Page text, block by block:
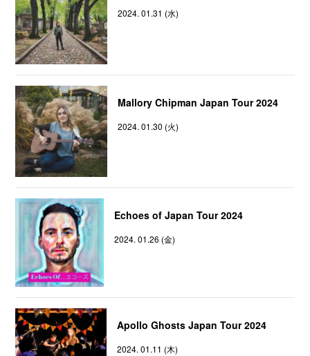
2024. 01.31 (水)
Mallory Chipman Japan Tour 2024
2024. 01.30 (火)
Echoes of Japan Tour 2024
2024. 01.26 (金)
Apollo Ghosts Japan Tour 2024
2024. 01.11 (木)